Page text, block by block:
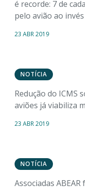
é recorde: 7 de
pelo avião ao
23 ABR 2019
NOTÍCIA
Redução do ICMS
aviões já viabiliza
23 ABR 2019
NOTÍCIA
Associadas